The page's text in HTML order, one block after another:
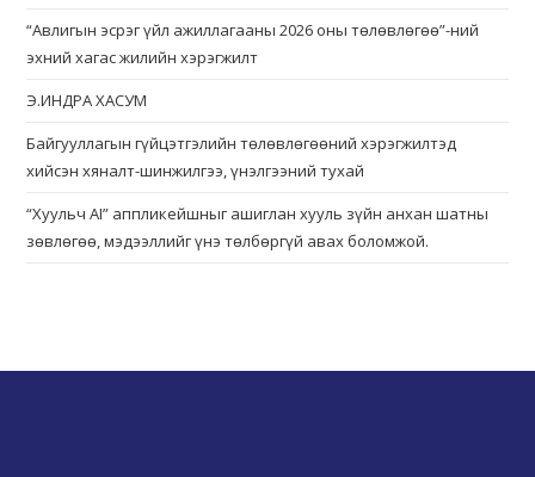
“Авлигын эсрэг үйл ажиллагааны 2026 оны төлөвлөгөө”-ний
эхний хагас жилийн хэрэгжилт
Э.ИНДРА ХАСУМ
Байгууллагын гүйцэтгэлийн төлөвлөгөөний хэрэгжилтэд
хийсэн хяналт-шинжилгээ, үнэлгээний тухай
“Хуульч АІ” аппликейшныг ашиглан хууль зүйн анхан шатны
зөвлөгөө, мэдээллийг үнэ төлбөргүй авах боломжой.